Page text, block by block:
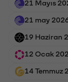
21 Mayıs
21 may
19 Haziran
12 Ocak
14 Temmuz